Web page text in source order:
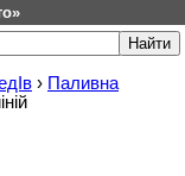
› Паливна